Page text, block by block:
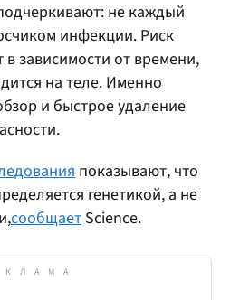
не каждый
инфекции. Риск
в зависимости от времени,
на теле. Именно
и быстрое удаление
показывают, что
генетикой, а не
сообщает Science.